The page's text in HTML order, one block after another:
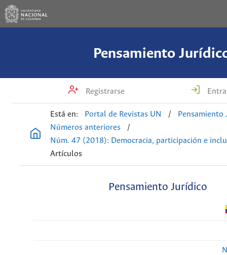
Pensamiento
Registrarse
Está en: Portal de Revistas UN /
Pensamiento
Números anteriores
/
Núm. 47 (2018): Democracia, participación e
Artículos
Pensamiento Jurídico